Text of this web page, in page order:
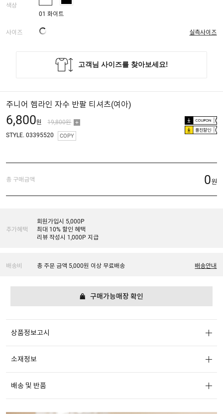
색상
01 화이트
사이즈 실측사이즈
주니어 헴라인 자수 반팔 티셔츠(여아)
6,800원 19,800원
플친할인
STYLE. 03395520 COPY
총 구매금액 0원
추가혜택
회원가입시 5,000P
최대 10% 할인 혜택
리뷰 작성시 1,000P 지급
배송비 총 주문 금액 5,000원 이상 무료배송 배송안내
구매가능매장 확인
상품정보고시
소재정보
배송 및 반품